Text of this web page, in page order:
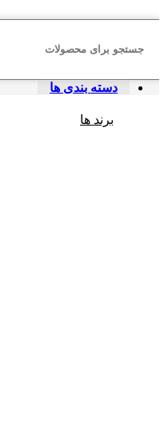
دسته بندی ها
برند ها